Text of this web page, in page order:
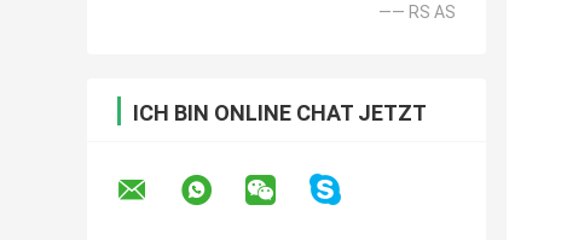
—— RS AS
ICH BIN ONLINE CHAT JETZT